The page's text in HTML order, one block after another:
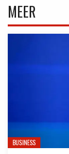
MEER
BUSINESS